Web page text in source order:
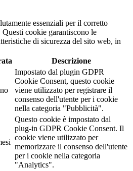
essenziali per il corretto
cookie garantiscono le
di sicurezza del sito web, in
Descrizione
Impostato dal plugin GDPR
Cookie Consent, questo cookie
viene utilizzato per registrare il
consenso dell'utente per i cookie
nella categoria "Pubblicità".
Questo cookie è impostato dal
plug-in GDPR Cookie Consent. Il
cookie viene utilizzato per
memorizzare il consenso dell'utente
per i cookie nella categoria
"Analytics".